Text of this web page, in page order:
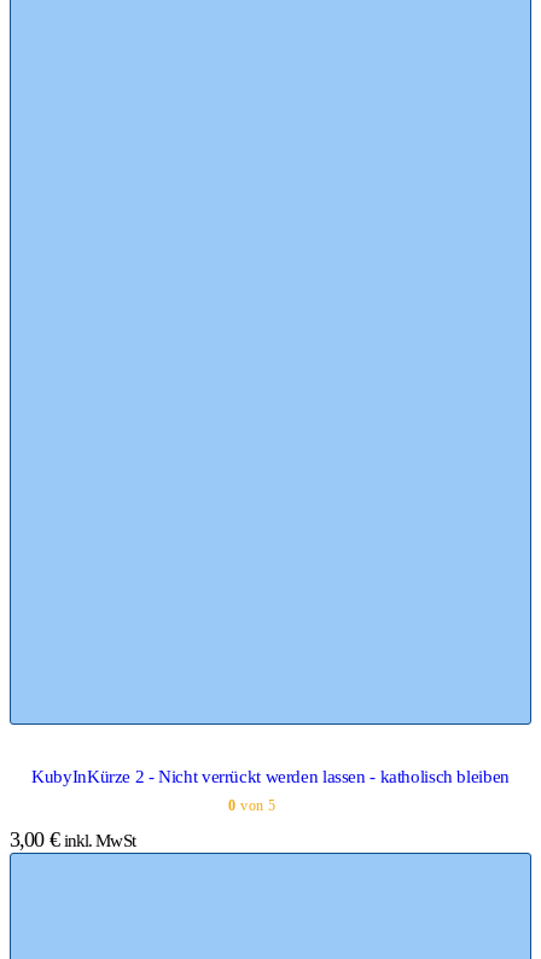
KubyInKürze 2 - Nicht verrückt werden lassen - katholisch bleiben
0 von 5
3,00 € inkl. MwSt